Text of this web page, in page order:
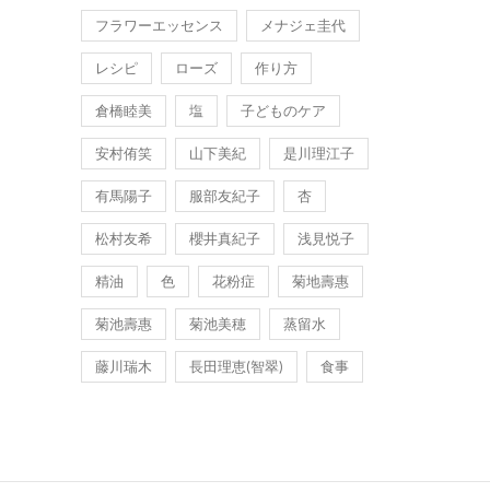
フラワーエッセンス メナジェ圭代
レシピ ローズ 作り方
倉橋睦美 塩 子どものケア
安村侑笑 山下美紀 是川理江子
有馬陽子 服部友紀子 杏
松村友希 櫻井真紀子 浅見悦子
精油 色 花粉症 菊地壽惠
菊池壽惠 菊池美穂 蒸留水
藤川瑞木 長田理恵(智翠) 食事